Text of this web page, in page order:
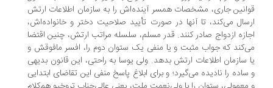
جاری، مشخصات همسر آینده‌اش را به سازمان اطلاعات ارتش
می‌کند، تا آنها در صورت تأیید صلاحیت دختر و خانواده‌اش،
ازدواج صادر کنند. قدر مسلم، سلسله مراتب ارتش، چنین اقتضا
که جواب مثبت و یا منفی یک ستوان دوم را، افسر مافوقش و
سازمان اطلاعات ارتش بدهد. ولی یوسا به راحتی، این قانون بدیهی
را نادیده می‌گیرد؛ و برای ابلاغ پاسخ منفی این تقاضای ابتدایی